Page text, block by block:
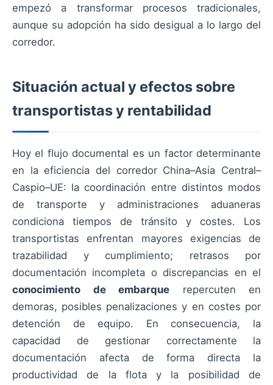
empezó a transformar procesos tradicionales,
aunque su adopción ha sido desigual a lo largo del
corredor.
Situación actual y efectos sobre
transportistas y rentabilidad
Hoy el flujo documental es un factor determinante
en la eficiencia del corredor China–Asia Central–
Caspio–UE: la coordinación entre distintos modos
de transporte y administraciones aduaneras
condiciona tiempos de tránsito y costes. Los
transportistas enfrentan mayores exigencias de
trazabilidad y cumplimiento; retrasos por
documentación incompleta o discrepancias en el
conocimiento de embarque repercuten en
demoras, posibles penalizaciones y en costes por
detención de equipo. En consecuencia, la
capacidad de gestionar correctamente la
documentación afecta de forma directa la
productividad de la flota y la posibilidad de